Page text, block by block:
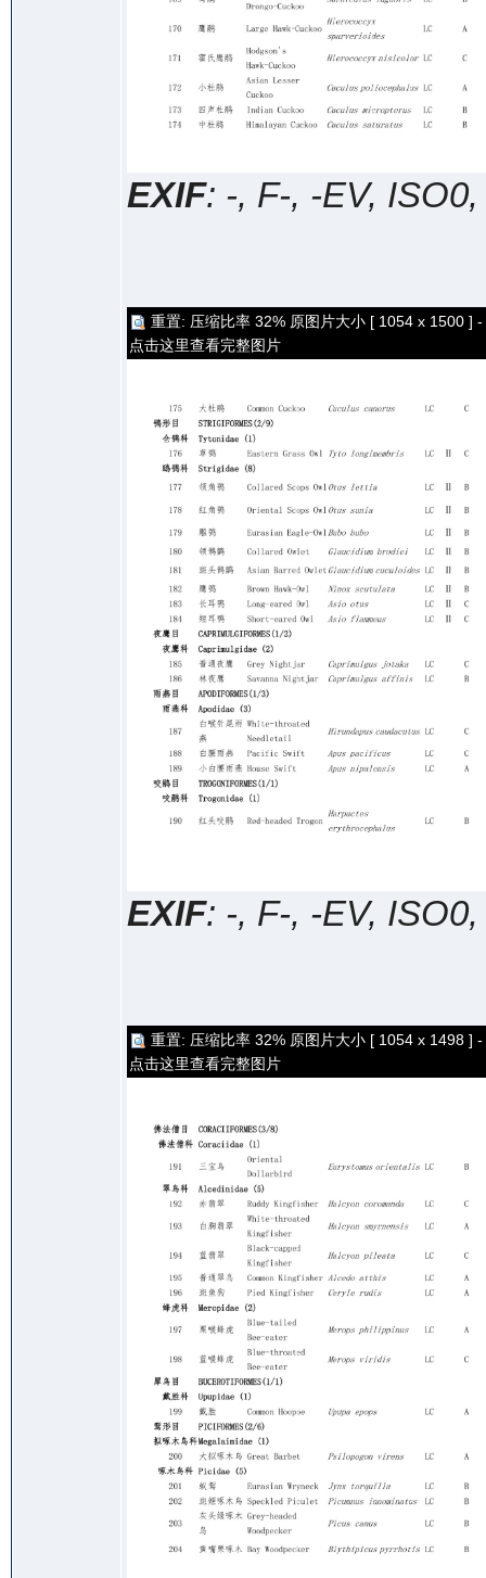
EXIF: -, F-, -EV,
重置: 压缩比率 32% 原图片大小 [ 1054 x 1500 ] -
点击这里查看完整图片
EXIF: -, F-, -EV,
重置: 压缩比率 32% 原图片大小 [ 1054 x 1498 ] -
点击这里查看完整图片